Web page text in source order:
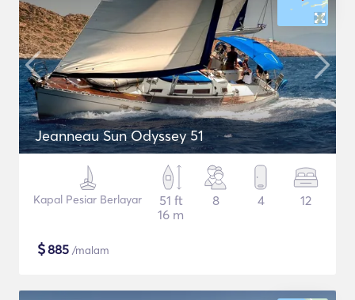
Jeanneau Sun Odyssey 51
Kapal Pesiar Berlayar
51 ft
16 m
8 4 12
$885 /malam